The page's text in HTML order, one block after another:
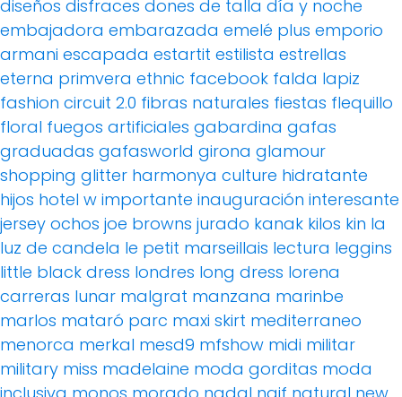
diseños disfraces dones de talla día y noche
embajadora embarazada emelé plus emporio
armani escapada estartit estilista estrellas
eterna primvera ethnic facebook falda lapiz
fashion circuit 2.0 fibras naturales fiestas flequillo
floral fuegos artificiales gabardina gafas
graduadas gafasworld girona glamour
shopping glitter harmonya culture hidratante
hijos hotel w importante inauguración interesante
jersey ochos joe browns jurado kanak kilos kin la
luz de candela le petit marseillais lectura leggins
little black dress londres long dress lorena
carreras lunar malgrat manzana marinbe
marlos mataró parc maxi skirt mediterraneo
menorca merkal mesd9 mfshow midi militar
military miss madelaine moda gorditas moda